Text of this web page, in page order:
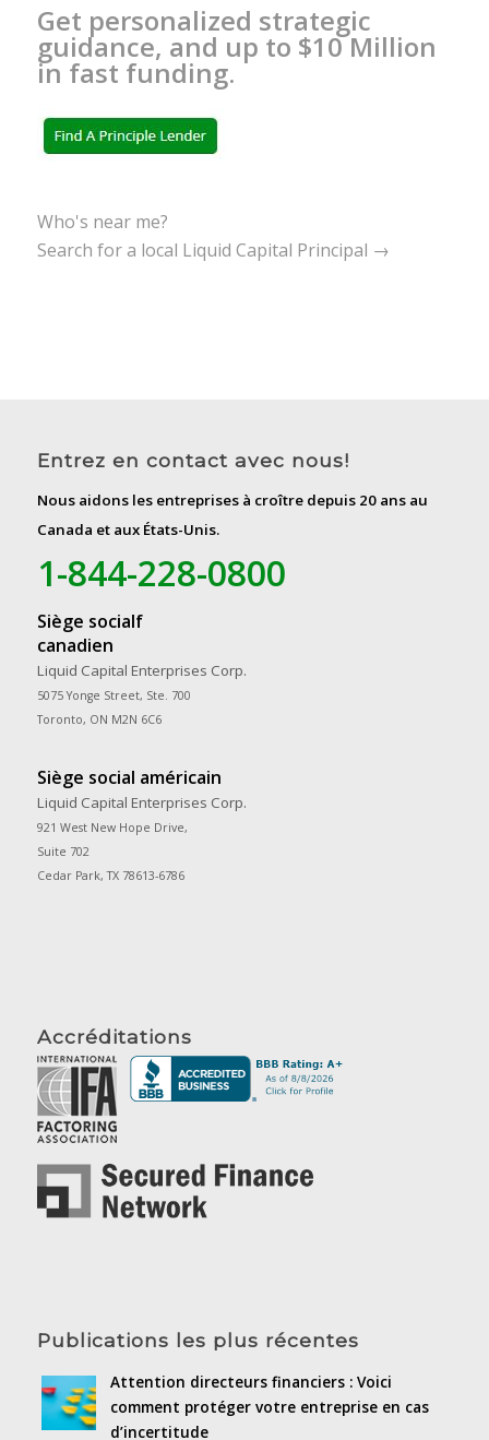
Get personalized strategic
guidance, and up to $10 Million
in fast funding.
Who's near me?
Search for a local Liquid Capital Principal →
Entrez en contact avec nous!
Nous aidons les entreprises à croître depuis 20 ans au
Canada et aux États-Unis.
1-844-228-0800
Siège socialf
canadien
Liquid Capital Enterprises Corp.
5075 Yonge Street, Ste. 700
Toronto, ON M2N 6C6
Siège social américain
Liquid Capital Enterprises Corp.
921 West New Hope Drive,
Suite 702
Cedar Park, TX 78613-6786
Accréditations
Publications les plus récentes
Attention directeurs financiers : Voici
comment protéger votre entreprise en cas
d’incertitude